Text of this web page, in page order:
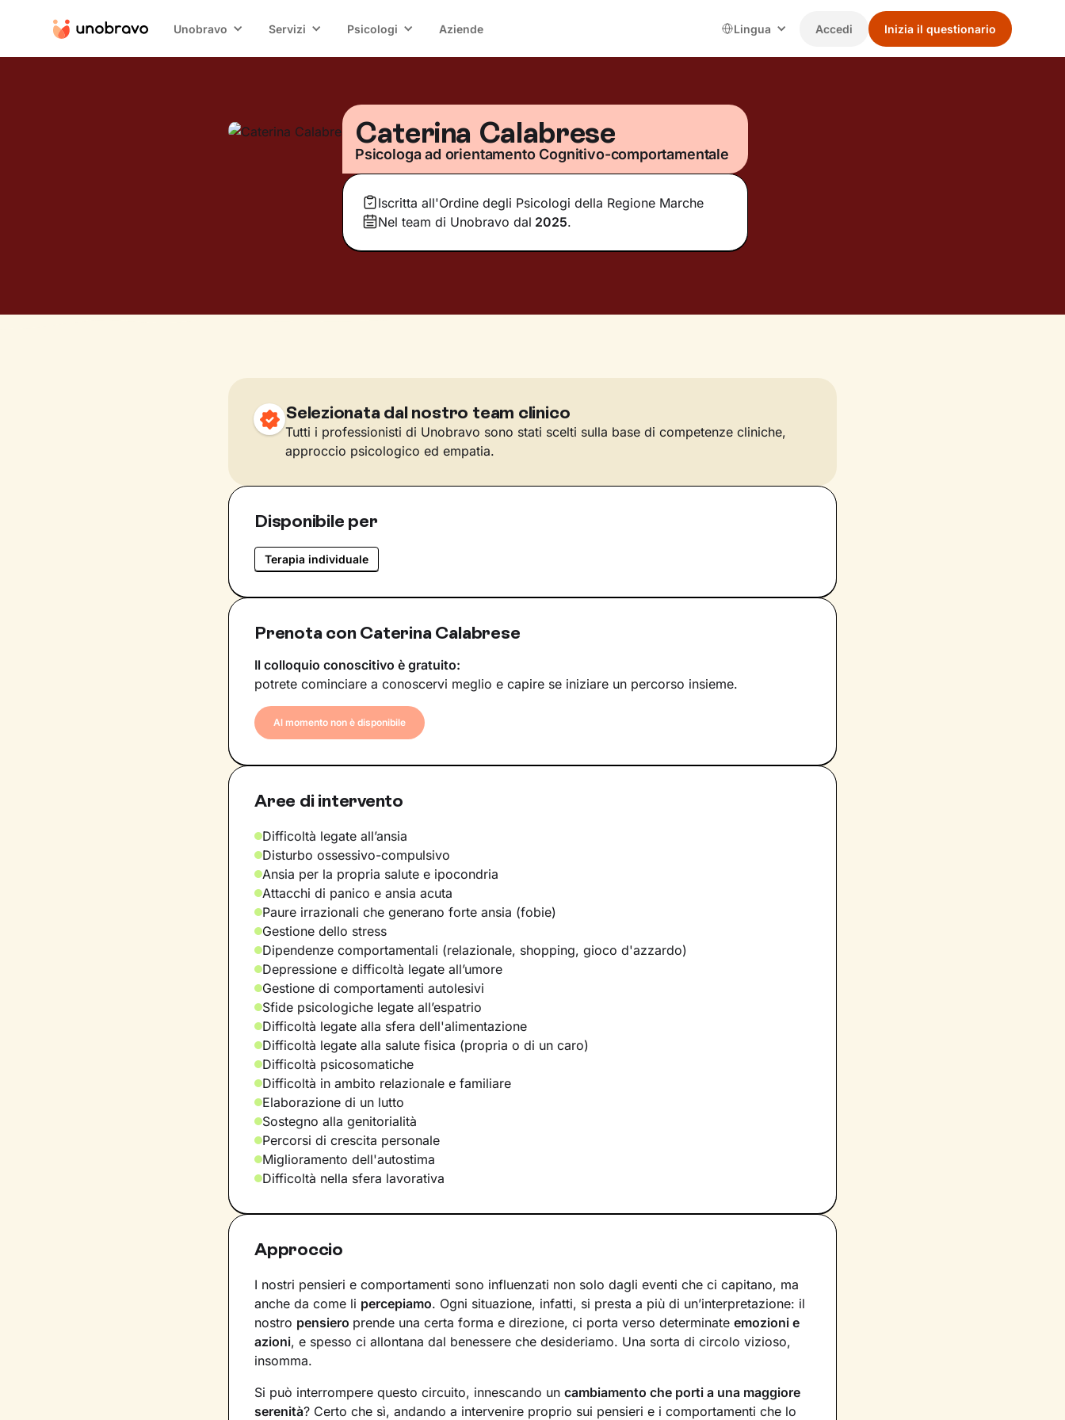
Unobravo Servizi Psicologi Aziende Lingua Accedi Inizia il questionario
Caterina Calabrese
Psicologa ad orientamento Cognitivo-comportamentale
Iscritta all'Ordine degli Psicologi della Regione Marche
Nel team di Unobravo dal 2025.
Selezionata dal nostro team clinico
Tutti i professionisti di Unobravo sono stati scelti sulla base di competenze cliniche,
approccio psicologico ed empatia.
Disponibile per
Terapia individuale
Prenota con Caterina Calabrese
Il colloquio conoscitivo è gratuito:
potrete cominciare a conoscervi meglio e capire se iniziare un percorso insieme.
Al momento non è disponibile
Aree di intervento
Difficoltà legate all’ansia
Disturbo ossessivo-compulsivo
Ansia per la propria salute e ipocondria
Attacchi di panico e ansia acuta
Paure irrazionali che generano forte ansia (fobie)
Gestione dello stress
Dipendenze comportamentali (relazionale, shopping, gioco d'azzardo)
Depressione e difficoltà legate all’umore
Gestione di comportamenti autolesivi
Sfide psicologiche legate all’espatrio
Difficoltà legate alla sfera dell'alimentazione
Difficoltà legate alla salute fisica (propria o di un caro)
Difficoltà psicosomatiche
Difficoltà in ambito relazionale e familiare
Elaborazione di un lutto
Sostegno alla genitorialità
Percorsi di crescita personale
Miglioramento dell'autostima
Difficoltà nella sfera lavorativa
Approccio
I nostri pensieri e comportamenti sono influenzati non solo dagli eventi che ci capitano, ma
anche da come li percepiamo. Ogni situazione, infatti, si presta a più di un’interpretazione: il
nostro pensiero prende una certa forma e direzione, ci porta verso determinate emozioni e
azioni, e spesso ci allontana dal benessere che desideriamo. Una sorta di circolo vizioso,
insomma.
Si può interrompere questo circuito, innescando un cambiamento che porti a una maggiore
serenità? Certo che sì, andando a intervenire proprio sui pensieri e i comportamenti che lo